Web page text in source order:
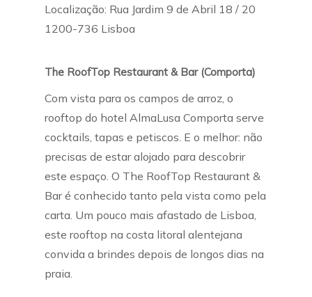
Localização: Rua Jardim 9 de Abril 18 / 20
1200-736 Lisboa
The RoofTop Restaurant & Bar (Comporta)
Com vista para os campos de arroz, o
rooftop do hotel AlmaLusa Comporta serve
cocktails, tapas e petiscos. E o melhor: não
precisas de estar alojado para descobrir
este espaço. O The RoofTop Restaurant &
Bar é conhecido tanto pela vista como pela
carta. Um pouco mais afastado de Lisboa,
este rooftop na costa litoral alentejana
convida a brindes depois de longos dias na
praia.